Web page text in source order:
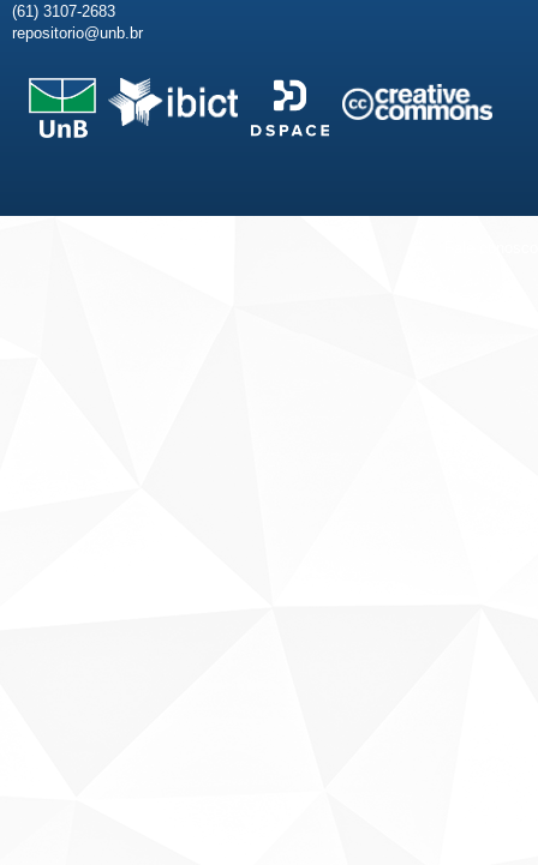
(61) 3107-2683
repositorio@unb.br